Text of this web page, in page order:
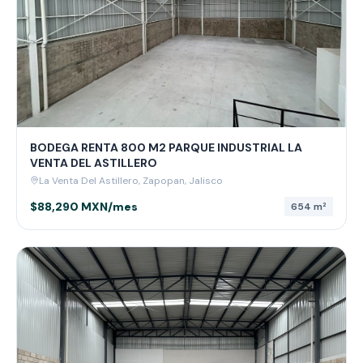
BODEGA RENTA 800 M2 PARQUE INDUSTRIAL LA
VENTA DEL ASTILLERO
La Venta Del Astillero, Zapopan, Jalisco
$88,290 MXN/mes 654 m²